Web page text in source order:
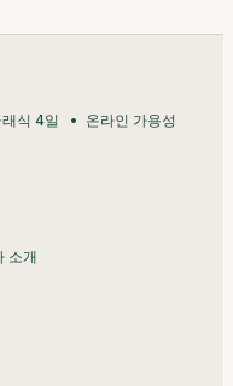
식 4일
온라인 가용성
소개